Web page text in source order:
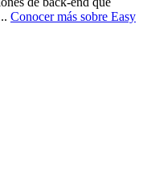
Conocer más sobre Easy